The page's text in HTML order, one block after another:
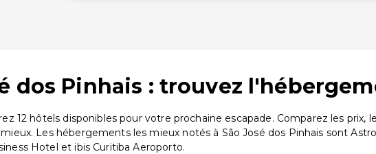
dos Pinhais : trouvez
12 hôtels disponibles pour votre prochaine escapade. Comparez les
Les hébergements les mieux notés à São José dos Pinhais sont
Hotel et ibis Curitiba Aeroporto.